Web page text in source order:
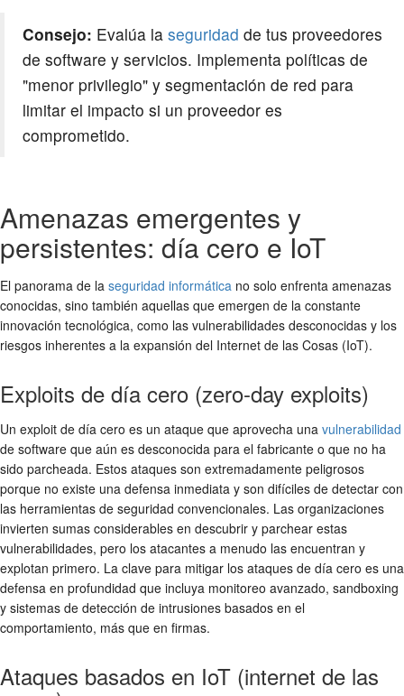
Consejo: Evalúa la seguridad de tus proveedores
de software y servicios. Implementa políticas de
"menor privilegio" y segmentación de red para
limitar el impacto si un proveedor es
comprometido.
Amenazas emergentes y
persistentes: día cero e IoT
El panorama de la seguridad informática no solo enfrenta amenazas
conocidas, sino también aquellas que emergen de la constante
innovación tecnológica, como las vulnerabilidades desconocidas y los
riesgos inherentes a la expansión del Internet de las Cosas (IoT).
Exploits de día cero (zero-day exploits)
Un exploit de día cero es un ataque que aprovecha una vulnerabilidad
de software que aún es desconocida para el fabricante o que no ha
sido parcheada. Estos ataques son extremadamente peligrosos
porque no existe una defensa inmediata y son difíciles de detectar con
las herramientas de seguridad convencionales. Las organizaciones
invierten sumas considerables en descubrir y parchear estas
vulnerabilidades, pero los atacantes a menudo las encuentran y
explotan primero. La clave para mitigar los ataques de día cero es una
defensa en profundidad que incluya monitoreo avanzado, sandboxing
y sistemas de detección de intrusiones basados en el
comportamiento, más que en firmas.
Ataques basados en IoT (internet de las